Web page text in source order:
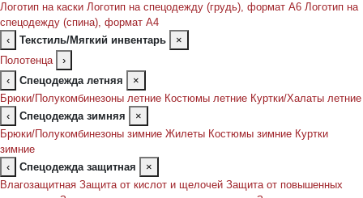
Логотип на каски Логотип на спецодежду (грудь), формат А6 Логотип на
спецодежду (спина), формат А4
‹
Текстиль/Мягкий инвентарь
×
Полотенца
›
‹
Спецодежда летняя
×
Брюки/Полукомбинезоны летние Костюмы летние Куртки/Халаты летние
‹
Спецодежда зимняя
×
Брюки/Полукомбинезоны зимние Жилеты Костюмы зимние Куртки
зимние
‹
Спецодежда защитная
×
Влагозащитная Защита от кислот и щелочей Защита от повышенных